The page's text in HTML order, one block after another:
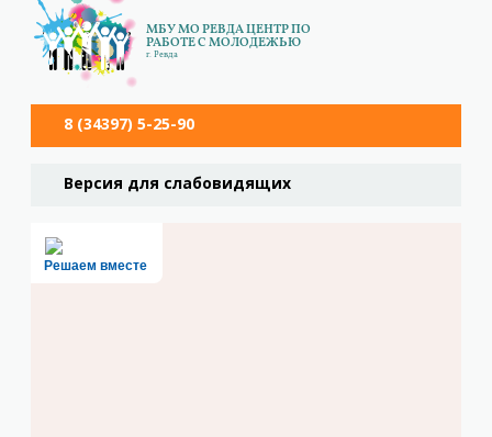
МБУ МО РЕВДА ЦЕНТР ПО
РАБОТЕ С МОЛОДЕЖЬЮ
г. Ревда
8 (34397) 5-25-90
Версия для слабовидящих
Решаем вместе